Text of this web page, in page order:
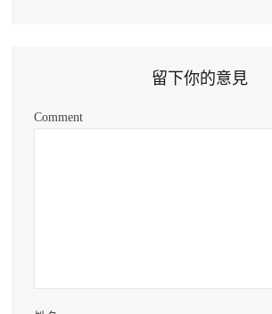
留下你的意見
Comment